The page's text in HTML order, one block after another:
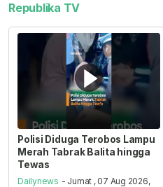
Republika TV
Polisi Diduga Terobos Lampu
Merah Tabrak Balita hingga
Tewas
Dailynews - Jumat , 07 Aug 2026,